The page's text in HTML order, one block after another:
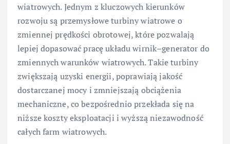
wiatrowych. Jednym z kluczowych kierunków
rozwoju są przemysłowe turbiny wiatrowe o
zmiennej prędkości obrotowej, które pozwalają
lepiej dopasować pracę układu wirnik–generator do
zmiennych warunków wiatrowych. Takie turbiny
zwiększają uzyski energii, poprawiają jakość
dostarczanej mocy i zmniejszają obciążenia
mechaniczne, co bezpośrednio przekłada się na
niższe koszty eksploatacji i wyższą niezawodność
całych farm wiatrowych.